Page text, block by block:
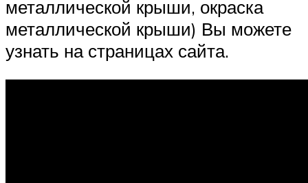
металлической крыши, окраска
металлической крыши) Вы можете
узнать на страницах сайта.